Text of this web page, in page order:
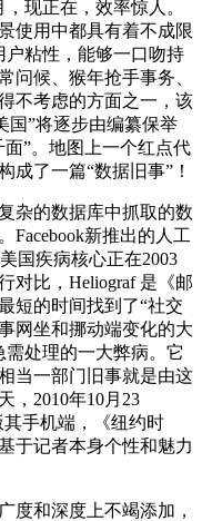
现正在，效率惊人。
使用中都具有着不成限
粘性，能够一口吻持
问候、猴年抢手事务、
不考虑的方面之一，该
国”将逐步由编纂保举
”。地图上一个红点代
成了一篇“数据旧事”！
的数据库中抓取的数
Facebook新推出的人工
国疾病核心正在2003
对比，Heliograf 是《邮
短的时间找到了“社交
网坐和挪动端变化的大
需处理的一大弊病。它
当一部门旧事就是由这
，2010年10月23
其手机端，《纽约时
于记者本身个性和魅力
和深度上不竭添加，